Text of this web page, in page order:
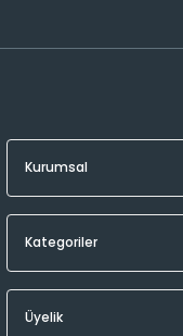
Kurumsal
Kategoriler
Üyelik